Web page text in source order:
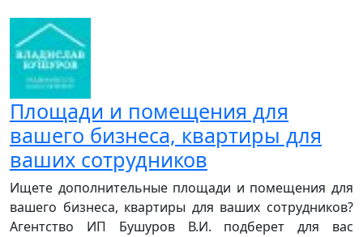
Площади и помещения для
вашего бизнеса, квартиры для
ваших сотрудников
Ищете дополнительные площади и помещения для
вашего бизнеса, квартиры для ваших сотрудников?
Агентство ИП Бушуров В.И. подберет для вас